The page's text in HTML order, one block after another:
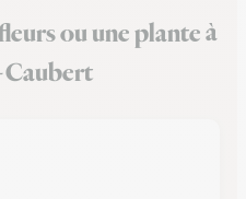
ou une plante à